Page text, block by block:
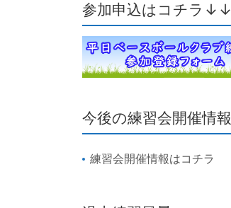
参加申込はコチラ↓↓
今後の練習会開催情報
練習会開催情報はコチラ